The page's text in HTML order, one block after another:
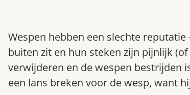
Wespen hebben een slechte
buiten zit en hun steken zijn pijnlijk
verwijderen en de wespen bestrijden
een lans breken voor de wesp, want